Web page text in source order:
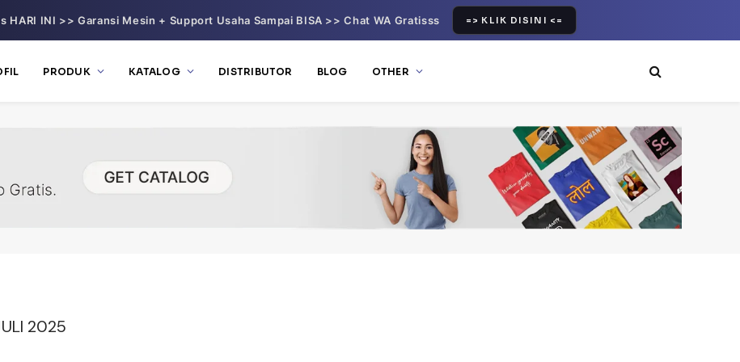
HARI INI >> Garansi Mesin + Support Usaha Sampai BISA >> Chat WA Gratisss => KLIK DISINI <=
PRODUK KATALOG DISTRIBUTOR BLOG OTHER
2025